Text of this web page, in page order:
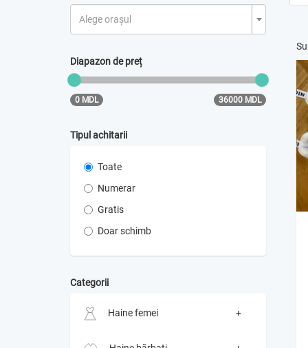
Alege orașul
Diapazon de preț
0 MDL 36000 MDL
Tipul achitarii
Toate
Numerar
Gratis
Doar schimb
Categorii
Haine femei +